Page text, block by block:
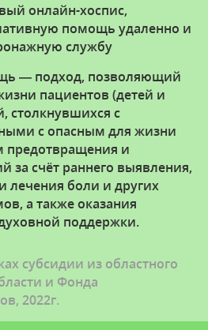
онлайн-хоспис,
помощь удаленно и
службу
— подход, позволяющий
пациентов (детей и
столкнувшихся с
с опасным для жизни
предотвращения и
за счёт раннего выявления,
лечения боли и других
а также оказания
поддержки.
субсидии из областного
и Фонда
2022г.